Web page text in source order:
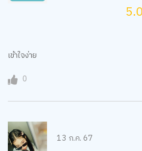
5.0
เข้าใจง่าย
0
13 ก.ค. 67